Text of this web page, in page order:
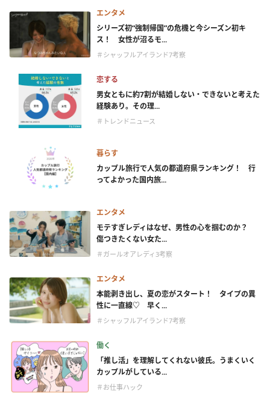
エンタメ
シリーズ初“強制帰国”の危機と今シーズン初キ
ス！ 女性が沼るモ...
＃シャッフルアイランド7考察
恋する
男女ともに約7割が結婚しない・できないと考えた
経験あり。その理...
＃トレンドニュース
暮らす
カップル旅行で人気の都道府県ランキング！ 行
ってよかった国内旅...
エンタメ
モテすぎレディはなぜ、男性の心を掴むのか？
傷つきたくない女た...
＃ガールオアレディ3考察
エンタメ
本能剥き出し、夏の恋がスタート！ タイプの異
性に一直線♡ 早く...
＃シャッフルアイランド7考察
働く
「推し活」を理解してくれない彼氏。うまくいく
カップルがしている...
＃お仕事ハック